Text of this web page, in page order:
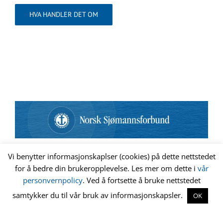
HVA HANDLER DET OM
Norsk Sjømannsforbund © 2024 | Postboks 2000 Vika, 0125 Oslo |
Telefon 22 82 58 00 | Lesvår personvernpolicy| Levert avLO Media
Vi benytter informasjonskaplser (cookies) på dette nettstedet
for å bedre din brukeropplevelse. Les mer om dette i vår
personvernpolicy. Ved å fortsette å bruke nettstedet
samtykker du til vår bruk av informasjonskapsler.
OK